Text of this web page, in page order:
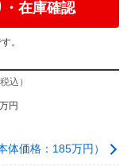
・在庫確認
。
込）
万円
体価格：185万円）